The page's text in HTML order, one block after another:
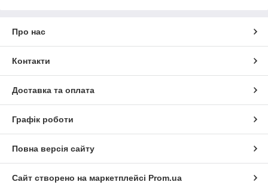
Про нас
Контакти
Доставка та оплата
Графік роботи
Повна версія сайту
Сайт створено на маркетплейсі Prom.ua